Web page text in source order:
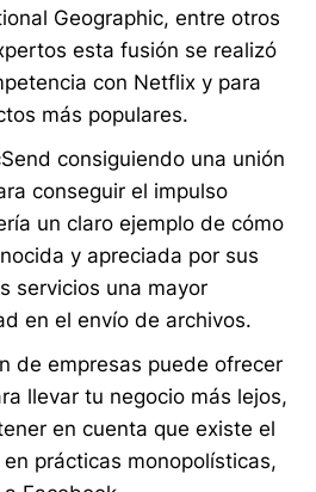
Geographic, entre otros
esta fusión se realizó
con Netflix y para
más populares.
consiguiendo una unión
conseguir el impulso
un claro ejemplo de cómo
y apreciada por sus
servicios una mayor
en el envío de archivos.
de empresas puede ofrecer
llevar tu negocio más lejos,
en cuenta que existe el
prácticas monopolísticas,